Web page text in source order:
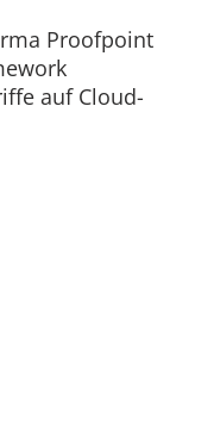
Proofpoint
auf Cloud-